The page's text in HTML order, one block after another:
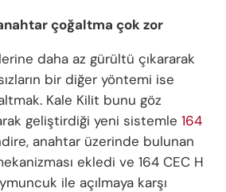
çoğaltma çok zor
daha az gürültü çıkararak
bir diğer yöntemi ise
Kale Kilit bunu göz
geliştirdiği yeni sistemle 164
anahtar üzerinde bulunan
ekledi ve 164 CEC H
ile açılmaya karşı